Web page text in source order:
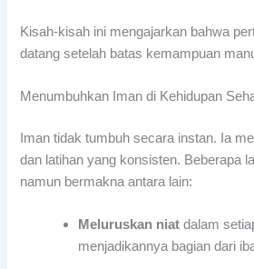
Kisah-kisah ini mengajarkan bahwa
datang setelah batas kemampuan
Menumbuhkan Iman di Kehidupan
Iman tidak tumbuh secara instan. Ia
dan latihan yang konsisten. Beberapa
namun bermakna antara lain:
Meluruskan niat dalam
menjadikannya bagian dari